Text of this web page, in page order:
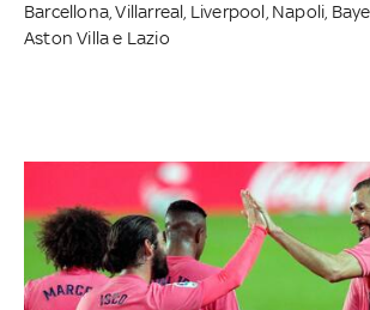
Barcellona, Villarreal, Liverpool, Napoli,
Aston Villa e Lazio